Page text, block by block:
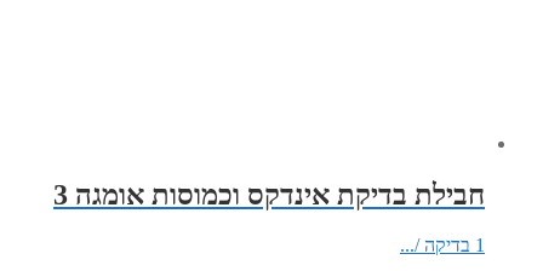
חבילת בדיקת אינדקס וכמוסות אומגה 3
1 בדיקה /...